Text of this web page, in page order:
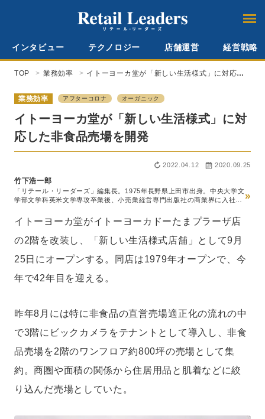
インタビュー テクノロジー 店舗運営 経営戦略
TOP 業務効率
イトーヨーカ堂が「新しい生活様式」に対応し
業務効率
アフターコロナ オーガニック
イトーヨーカ堂が「新しい生活様式」に対
応した非食品売場を開発
2022.04.12 2020.09.25
竹下浩一郎
「リテール・リーダーズ」編集長。1975年長野県上田市出身。中央大学文
学部文学科英米文学専攻卒業後、小売業経営専門出版社の商業界に入社。
専門誌『販売革新』編集部を経て2014年『食品商業』編集長就任。この
間、世界最大級の食品見本市SIALパリの新商品国際審査員などを務める。
20年5月ロコガイド入社、『リテールガイド』の創刊編集長就任。24年10
月、メディアの『リテール・リーダーズ』へのリニューアルに伴い、同編
集長就任。一般社団法人日本惣菜協会『中食2030』（ダイヤモンド社）
「スーパーマーケットにおける中食の未来」執筆の他、コーネル大学リテ
ットGood Action Initiatives推薦委員なども務める。ファイナンス修士
»
イトーヨーカ堂がイトーヨーカドーたまプラーザ店
の2階を改装し、「新しい生活様式店舗」として9月
25日にオープンする。同店は1979年オープンで、今
年で42年目を迎える。
昨年8月には特に非食品の直営売場適正化の流れの中
で3階にビックカメラをテナントとして導入し、非食
品売場を2階のワンフロア約800坪の売場として集
約。商圏や面積の関係から住居用品と肌着などに絞
り込んだ売場としていた。